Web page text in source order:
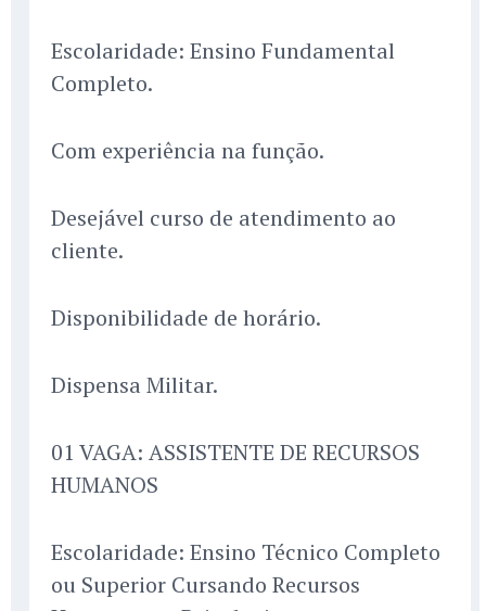
Escolaridade: Ensino Fundamental
Completo.
Com experiência na função.
Desejável curso de atendimento ao
cliente.
Disponibilidade de horário.
Dispensa Militar.
01 VAGA: ASSISTENTE DE RECURSOS
HUMANOS
Escolaridade: Ensino Técnico Completo
ou Superior Cursando Recursos